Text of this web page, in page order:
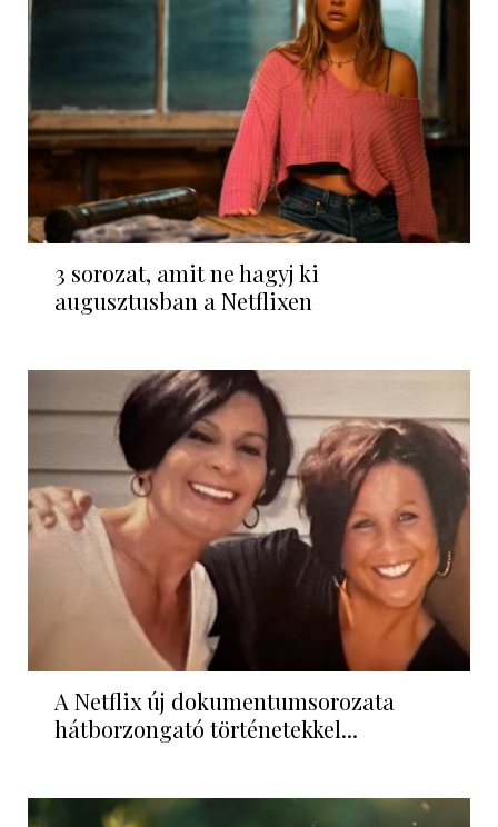
3 sorozat, amit ne hagyj ki
augusztusban a Netflixen
A Netflix új dokumentumsorozata
hátborzongató történetekkel...